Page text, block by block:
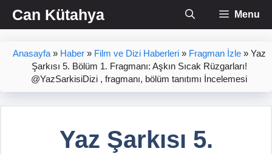
İçeriğe
atlaCan Kütahya Menu
Anasayfa» Haber» Film ve Dizi Haberleri» Fragman İzle» Yaz
Şarkısı 5. Bölüm 1. Fragmanı: Aşkın Sıcak Rüzgarları!
@YazSarkisiDizi , fragmanı, bölüm tanıtımı İncelemesi
Yaz Şarkısı 5.